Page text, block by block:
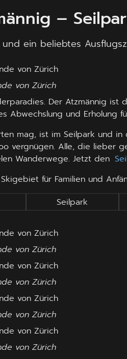
–
ein beliebtes
von Zürich
Der Atzmännig
und Erholung
mag, ist im Seilpark und
vergnügen. Alle, die lieber
Wanderwege. Jetzt den
für Familien und
Seilpark
von Zürich
von Zürich
von Zürich
von Zürich